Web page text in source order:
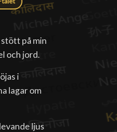
på min
och jord.
i
lagar om
ljus